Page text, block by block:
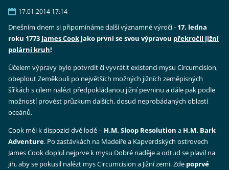
17.01.2014 17:14
Dnešním dnem si připomínáme další významné výročí - 17. ledna
roku 1773 James Cook jako první se svou výpravou překročil jižní
polární kruh!
Účelem výpravy bylo potvrdit či vyvrátit existenci mysu Circumcision,
obeplout Zeměkouli po největších možných jižních zeměpisných
šířkách s cílem nalézt předpokládanou jižní pevninu a dále pak podle
možností provést průzkum dalších, dosud neprobádaných oblastí
oceánů.
Cook měl k dispozici dvě lodě – H.M. Sloop Resolution a H.M. Bark
Adventure. Po zastávkách na Madeiře a Kapverdských ostrovech
James Cook doplul nejprve k mysu Dobré naděje a odtud se plavil na
jih, aby se pokusil nalézt mys Circumcision a Jižní zemi. Zde poprvé